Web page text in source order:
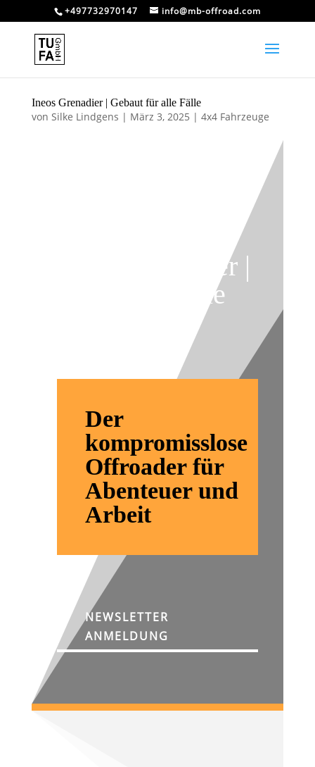
+497732970147 info@mb-offroad.com
Ineos Grenadier | Gebaut für alle Fälle
von Silke Lindgens | März 3, 2025 | 4x4 Fahrzeuge
Ineos Grenadier |
Gebaut für alle
Der
kompromisslose
Offroader für
Abenteuer und
Arbeit
NEWSLETTER
ANMELDUNG